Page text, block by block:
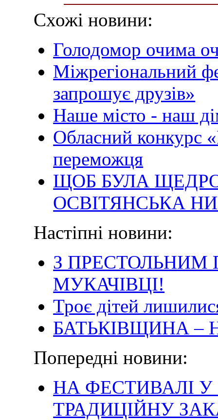
Схожі новини:
Голодомор очима
Міжрегіональний
запрошує друзів»
Наше місто - наш
Обласний конкурс
переможця
ЩОБ БУЛА
ОСВІТЯНСЬКА
Настіпні новини:
З ПРЕСТОЛЬНИМ
МУКАЧІВЦІ!
Троє дітей
БАТЬКІВЩИНА –
Попередні новини:
НА ФЕСТИВАЛІ
ТРАДИЦІЙНУ